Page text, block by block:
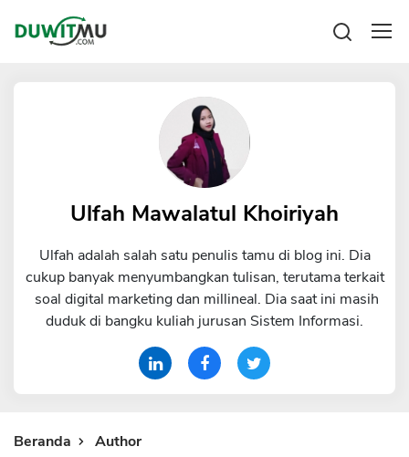
Investasi
Mengelola keuangan
Pinjaman Online
Hutang
Pinjaman
KTA
KPR
Kredit Usaha
Pinjaman Online
Sekuritas Saham
Ulfah Mawalatul Khoiriyah
Ulfah adalah salah satu penulis tamu di blog ini. Dia
cukup banyak menyumbangkan tulisan, terutama terkait
soal digital marketing dan millineal. Dia saat ini masih
duduk di bangku kuliah jurusan Sistem Informasi.
Beranda Author